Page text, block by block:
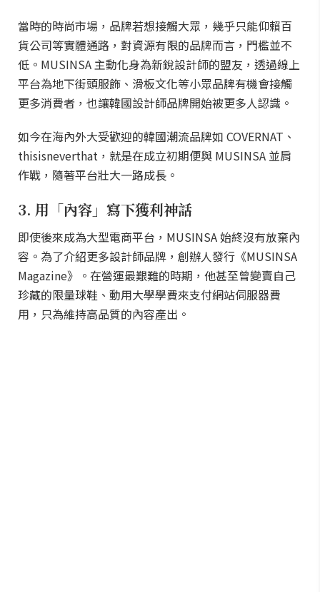
當時的時尚市場，品牌若想接觸大眾，幾乎只能仰賴百
貨公司等實體通路，對資源有限的品牌而言，門檻並不
低。MUSINSA 主動化身為新銳設計師的盟友，透過線上
平台為地下街頭服飾、滑板文化等小眾品牌有機會接觸
更多消費者，也讓韓國設計師品牌開始被更多人認識。
如今在海內外大受歡迎的韓國潮流品牌如 COVERNAT、
thisisneverthat，就是在成立初期便與 MUSINSA 並肩
作戰，隨著平台壯大一路成長。
3. 用「內容」寫下獲利神話
即使後來成為大型電商平台，MUSINSA 始終沒有放棄內
容。為了介紹更多設計師品牌，創辦人發行《MUSINSA
Magazine》。在營運最艱難的時期，他甚至曾變賣自己
珍藏的限量球鞋、動用大學學費來支付網站伺服器費
用，只為維持高品質的內容產出。